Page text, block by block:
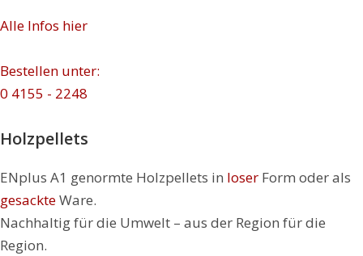
Alle Infos hier
Bestellen unter:
0 4155 - 2248
Holzpellets
ENplus A1 genormte Holzpellets in loser Form oder als
gesackteWare.
Nachhaltig für die Umwelt – aus der Region für die
Region.